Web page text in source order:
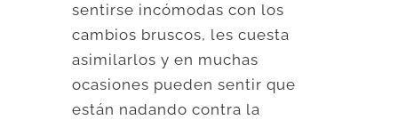
sentirse incómodas con los
cambios bruscos, les cuesta
asimilarlos y en muchas
ocasiones pueden sentir que
están nadando contra la